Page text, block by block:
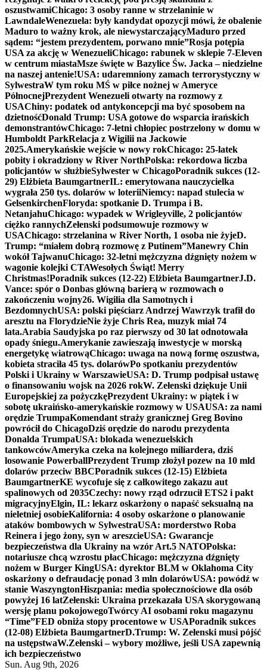
oszustwamiChicago: 3 osoby ranne w strzelaninie w
LawndaleWenezuela: były kandydat opozycji mówi, że obalenie
Maduro to ważny krok, ale niewystarczającyMaduro przed
sądem: “jestem prezydentem, porwano mnie”Rosja potępia
USA za akcję w WenezueliChicago: rabunek w sklepie 7-Eleven
w centrum miastaMsze święte w Bazylice Św. Jacka – niedzielne
na naszej antenie!USA: udaremniony zamach terrorystyczny w
SylwestraW tym roku MŚ w piłce nożnej w Ameryce
PółnocnejPrezydent Wenezueli otwarty na rozmowy z
USAChiny: podatek od antykoncepcji ma być sposobem na
dzietnośćDonald Trump: USA gotowe do wsparcia irańskich
demonstrantówChicago: 7-letni chłopiec postrzelony w domu w
Humboldt ParkRelacja z Wigilii na Jackowie
2025.Amerykańskie wejście w nowy rokChicago: 25-latek
pobity i okradziony w River NorthPolska: rekordowa liczba
policjantów w służbieSylwester w ChicagoPoradnik sukces (12-
29) Elżbieta BaumgartnerIL: emerytowana nauczycielka
wygrała 250 tys. dolarów w loteriiNiemcy: napad stulecia w
GelsenkirchenFloryda: spotkanie D. Trumpa i B.
NetanjahuChicago: wypadek w Wrigleyville, 2 policjantów
ciężko rannychZełenski podsumowuje rozmowy w
USAChicago: strzelanina w River North, 1 osoba nie żyjeD.
Trump: “miałem dobrą rozmowę z Putinem”Manewry Chin
wokół TajwanuChicago: 32-letni mężczyzna dźgnięty nożem w
wagonie kolejki CTAWesołych Świąt! Merry
Christmas!Poradnik sukces (12-22) Elżbieta BaumgartnerJ.D.
Vance: spór o Donbas główną barierą w rozmowach o
zakończeniu wojny26. Wigilia dla Samotnych i
BezdomnychUSA: polski pięściarz Andrzej Wawrzyk trafił do
aresztu na FlorydzieNie żyje Chris Rea, muzyk miał 74
lata.Arabia Saudyjska po raz pierwszy od 30 lat odnotowała
opady śniegu.Amerykanie zawieszają inwestycje w morską
energetykę wiatrowąChicago: uwaga na nową formę oszustwa,
kobieta straciła 45 tys. dolarówPo spotkaniu prezydentów
Polski i Ukrainy w WarszawieUSA: D. Trump podpisał ustawę
o finansowaniu wojsk na 2026 rokW. Zełenski dziękuje Unii
Europejskiej za pożyczkęPrezydent Ukrainy: w piątek i w
sobotę ukraińsko-amerykańskie rozmowy w USAUSA: za nami
orędzie TrumpaKomendant straży granicznej Greg Bovino
powrócił do ChicagoDziś orędzie do narodu prezydenta
Donalda TrumpaUSA: blokada wenezuelskich
tankowcówAmeryka czeka na kolejnego miliardera, dziś
losowanie PowerballPrezydent Trump złożył pozew na 10 mld
dolarów przeciw BBCPoradnik sukces (12-15) Elżbieta
BaumgartnerKE wycofuje się z całkowitego zakazu aut
spalinowych od 2035Czechy: nowy rząd odrzucił ETS2 i pakt
migracyjnyElgin, IL: lekarz oskarżony o napaść seksualną na
nieletniej osobieKalifornia: 4 osoby oskarżone o planowanie
ataków bombowych w SylwestraUSA: morderstwo Roba
Reinera i jego żony, syn w areszcieUSA: Gwarancje
bezpieczeństwa dla Ukrainy na wzór Art.5 NATOPolska:
notariusze chcą wzrostu płacChicago: mężczyzna dźgnięty
nożem w Burger KingUSA: dyrektor BLM w Oklahoma City
oskarżony o defraudację ponad 3 mln dolarówUSA: powódź w
stanie WaszyngtonHiszpania: media społecznościowe dla osób
powyżej 16 latZełenski: Ukraina przekazała USA skorygowaną
wersję planu pokojowegoTwórcy AI osobami roku magazynu
“Time”FED obniża stopy procentowe w USAPoradnik sukces
(12-08) Elżbieta BaumgartnerD.Trump: W. Zełenski musi pójść
na ustępstwaW.Zełenski – wybory możliwe, jeśli USA zapewnią
ich bezpieczeństwo
Sun. Aug 9th, 2026